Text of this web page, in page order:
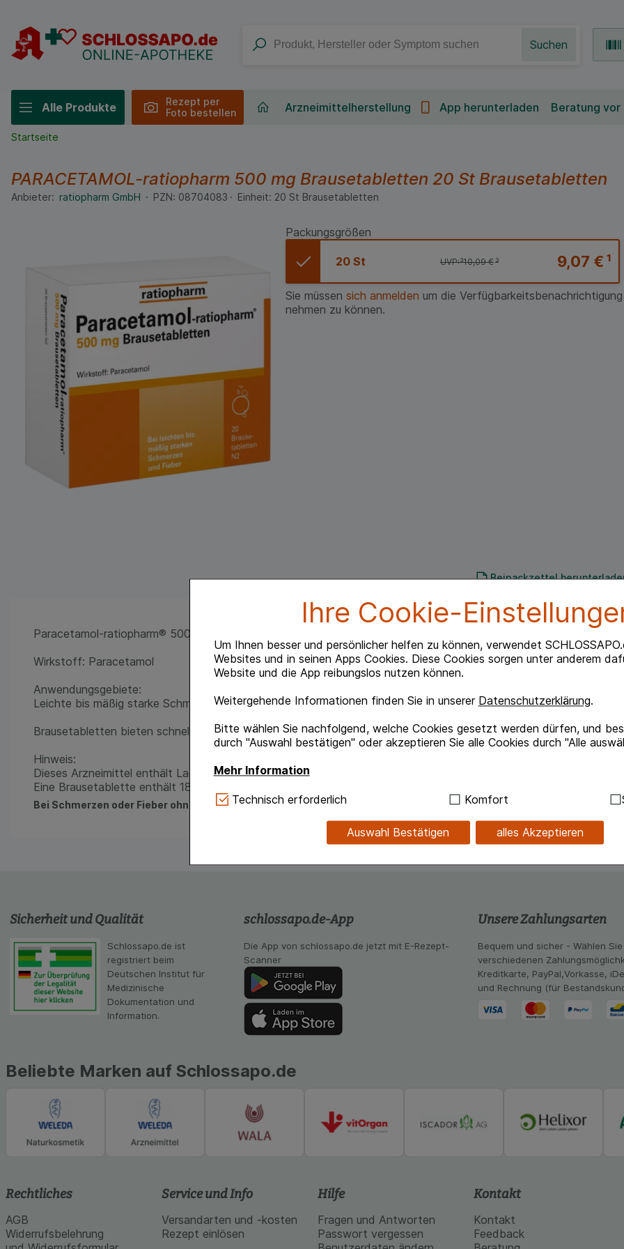
Ihre Cookie-
Um Ihnen besser und persönlicher helfen zu können, verwendet
Websites und in seinen Apps Cookies. Diese Cookies sorgen unter anderem
Website und die App reibungslos nutzen können.
Weitergehende Informationen finden Sie in unserer Datenschutzerklärung.
Bitte wählen Sie nachfolgend, welche Cookies gesetzt werden dürfen, und
durch "Auswahl bestätigen" oder akzeptieren Sie alle Cookies durch "Alle
Mehr Information
Technisch Notwendig:Hierbei handelt es sich um Cookies, die für die
verzichtet werden kann.
gestalten, beispielsweise für die Wiedererkennung des Besuchers oder unsere
Statistik & Tracking:Hierüber lassen sich Informationen über die Art und
Inhalt auf unserer Website aber auch die Werbung auf Drittseiten möglichst
gestalten. Bitte beachten Sie, dass Daten hierfür teilweise an Dritte wie z.B.
Medien übertragen werden.
Technisch erforderlich Komfort
Auswahl Bestätigen alles Akzeptieren
Suchen
Alle Produkte
Rezept per
Foto bestellen
Arzneimittelherstellung App herunterladen Beratung vor
Startseite
PARACETAMOL-ratiopharm 500 mg Brausetabletten 20 St Brausetabletten
Anbieter: ratiopharm GmbH PZN: 08704083 Einheit: 20 St Brausetabletten
Packungsgrößen
20 St 9,07 €¹
UVP:³10,09 €³
Sie müssen sich anmelden um die
nehmen zu können.
Beipackzettel
Paracetamol-ratiopharm® 500 Brausetabletten
Wirkstoff: Paracetamol
Anwendungsgebiete:
Leichte bis mäßig starke Schmerzen, Fieber.
Brausetabletten bieten schnelle Wirkung und frischen Zitronengeschmack
Hinweis:
Dieses Arzneimittel enthält Lactose, Sucrose und Sorbitol.
Eine Brausetablette enthält 18,2 mmol (416,17 mg) Natrium.
Bei Schmerzen oder Fieber ohne ärztlichen Rat nicht länger anwenden als in der Packungsbeilage vorgegeben!
Sicherheit und Qualität
Schlossapo.de ist
registriert beim
Deutschen Institut für
Medizinische
Dokumentation und
Information.
schlossapo.de-App
Die App von schlossapo.de jetzt mit E-Rezept-
Scanner
Unsere Zahlungsarten
Bequem und sicher - Wählen
verschiedenen
Kreditkarte, PayPal,Vorkasse,
und Rechnung (für
Beliebte Marken auf Schlossapo.de
Rechtliches
AGB
Widerrufsbelehrung
Service und Info
Versandarten und -kosten
Rezept einlösen
Hilfe
Fragen und Antworten
Passwort vergessen
Kontakt
Kontakt
Feedback